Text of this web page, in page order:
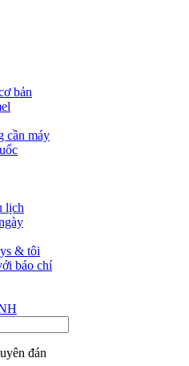
bản
cần máy
lịch
& tôi
báo chí
đán